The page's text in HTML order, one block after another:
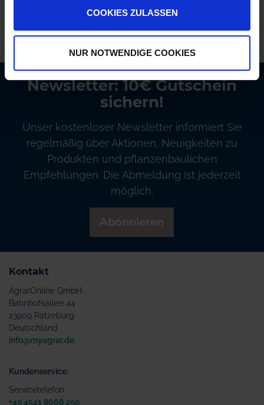
COOKIES ZULASSEN
NUR NOTWENDIGE COOKIES
Bezahlung auf Rechnung
Newsletter: 10€ Gutschein
sichern!
Unser kostenloser Newsletter informiert Sie
regelmäßig über Aktionen, Neuigkeiten zu
Produkten und pflanzenbaulichen
Empfehlungen. Die Abmeldung ist jederzeit
möglich.
Kontakt
AgrarOnline GmbH
Bahnhofsallee 44
23909 Ratzeburg
Deutschland
info@myagrar.de
Kundenservice:
Servicetelefon:
+49 4541 8668 290